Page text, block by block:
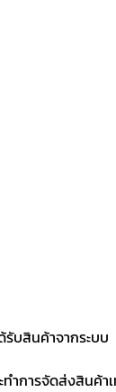
บสินค้าจากระบบ
ำการจัดส่งสินค้า